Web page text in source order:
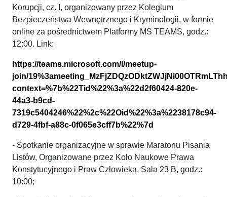
Korupcji, cz. I, organizowany przez Kolegium
Bezpieczeństwa Wewnętrznego i Kryminologii, w formie
online za pośrednictwem Platformy MS TEAMS, godz.:
12:00. Link:
https://teams.microsoft.com/l/meetup-
join/
context=%7b%22Tid%22%3a%22d2f60424-820e-
44a3-b9cd-
7319c5404246%22%2c%22Oid%22%3a%2238178c94-
d729-4fbf-a88c-0f065e3cff7b%22%7d
- Spotkanie organizacyjne w sprawie Maratonu Pisania
Listów, Organizowane przez Koło Naukowe Prawa
Konstytucyjnego i Praw Człowieka, Sala 23 B, godz.:
10:00;